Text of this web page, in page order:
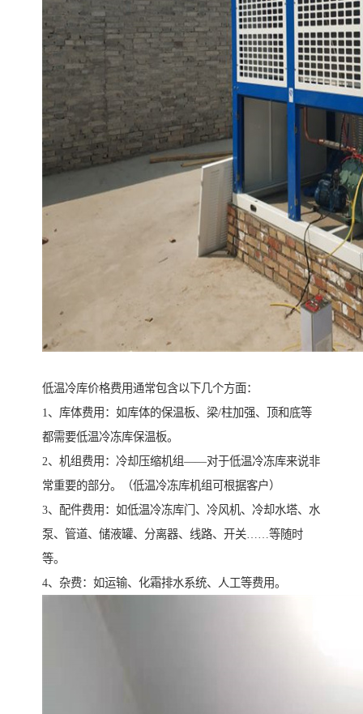
低温冷库价格费用通常包含以下几个方面：
1、库体费用：如库体的保温板、梁/柱加强、顶和底等
都需要低温冷冻库保温板。
2、机组费用：冷却压缩机组——对于低温冷冻库来说非
常重要的部分。（低温冷冻库机组可根据客户）
3、配件费用：如低温冷冻库门、冷风机、冷却水塔、水
泵、管道、储液罐、分离器、线路、开关……等随时
等。
4、杂费：如运输、化霜排水系统、人工等费用。